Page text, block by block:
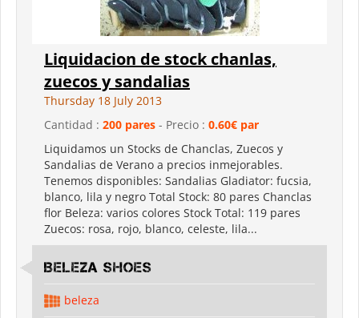
Liquidacion de stock chanlas,
zuecos y sandalias
Thursday 18 July 2013
Cantidad : 200 pares - Precio : 0.60€ par
Liquidamos un Stocks de Chanclas, Zuecos y
Sandalias de Verano a precios inmejorables.
Tenemos disponibles: Sandalias Gladiator: fucsia,
blanco, lila y negro Total Stock: 80 pares Chanclas
flor Beleza: varios colores Stock Total: 119 pares
Zuecos: rosa, rojo, blanco, celeste, lila...
Beleza shoes
beleza